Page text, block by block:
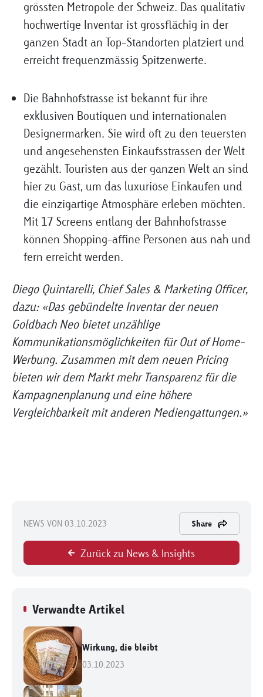
grössten Metropole der Schweiz. Das qualitativ
hochwertige Inventar ist grossflächig in der
ganzen Stadt an Top-Standorten platziert und
erreicht frequenzmässig Spitzenwerte.
Die Bahnhofstrasse ist bekannt für ihre
exklusiven Boutiquen und internationalen
Designermarken. Sie wird oft zu den teuersten
und angesehensten Einkaufsstrassen der Welt
gezählt. Touristen aus der ganzen Welt an sind
hier zu Gast, um das luxuriöse Einkaufen und
die einzigartige Atmosphäre erleben möchten.
Mit 17 Screens entlang der Bahnhofstrasse
können Shopping-affine Personen aus nah und
fern erreicht werden.
Diego Quintarelli, Chief Sales & Marketing Officer,
dazu: «Das gebündelte Inventar der neuen
Goldbach Neo bietet unzählige
Kommunikationsmöglichkeiten für Out of Home-
Werbung. Zusammen mit dem neuen Pricing
bieten wir dem Markt mehr Transparenz für die
Kampagnenplanung und eine höhere
Vergleichbarkeit mit anderen Mediengattungen.»
NEWS VON 03.10.2023 Share
Zurück zu News & Insights
Verwandte Artikel
Wirkung, die bleibt
03.10.2023